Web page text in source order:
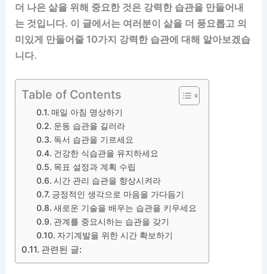
더 나은 삶을 위해 중요한 것은 강력한 습관을 만들어내
는 것입니다. 이 글에서는 여러분이 삶을 더 풍요롭고 의
미있게 만들어줄 10가지 강력한 습관에 대해 알아보겠습
니다.
Table of Contents
매일 아침 명상하기
운동 습관을 길러라
독서 습관을 기르세요
건강한 식습관을 유지하세요
목표 설정과 계획 수립
시간 관리 습관을 향상시켜라
긍정적인 생각으로 마음을 가다듬기
새로운 기술을 배우는 습관을 키우세요
관계를 중요시하는 습관을 갖기
자기계발을 위한 시간 확보하기
관련된 글: